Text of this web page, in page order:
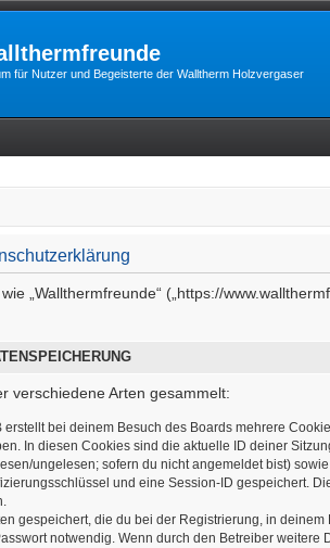
für Nutzer und Begeisterte der Walltherm Holzvergaser
„Wallthermfreunde“ („https://
verschiedene Arten gesammelt:
erstellt bei deinem Besuch des Boards mehrere
In diesen Cookies sind die aktuelle ID deiner
ungelesen; sofern du nicht angemeldet bist)
und eine Session-ID gespeichert.
gespeichert, die du bei der Registrierung, in
notwendig. Wenn durch den Betreiber